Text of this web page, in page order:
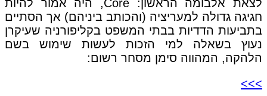
לצאת אלבומה הראשון: Core, היה אמור להיות
חגיגה גדולה למעריציה (והכותב ביניהם) אך הסתיים
בתביעות הדדיות בבתי המשפט בקליפורניה שעיקרן
נעוץ בשאלה למי הזכות לעשות שימוש בשם
הלהקה, המהווה סימן מסחר רשום:
>>>